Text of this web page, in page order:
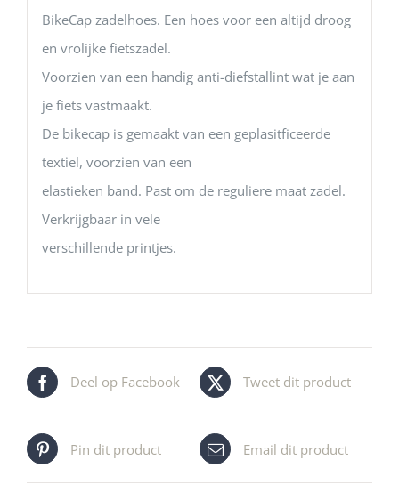
BikeCap zadelhoes. Een hoes voor een altijd droog
en vrolijke fietszadel.
Voorzien van een handig anti-diefstallint wat je aan
je fiets vastmaakt.
De bikecap is gemaakt van een geplasitficeerde
textiel, voorzien van een
elastieken band. Past om de reguliere maat zadel.
Verkrijgbaar in vele
verschillende printjes.
Deel op Facebook Tweet dit product
Pin dit product Email dit product